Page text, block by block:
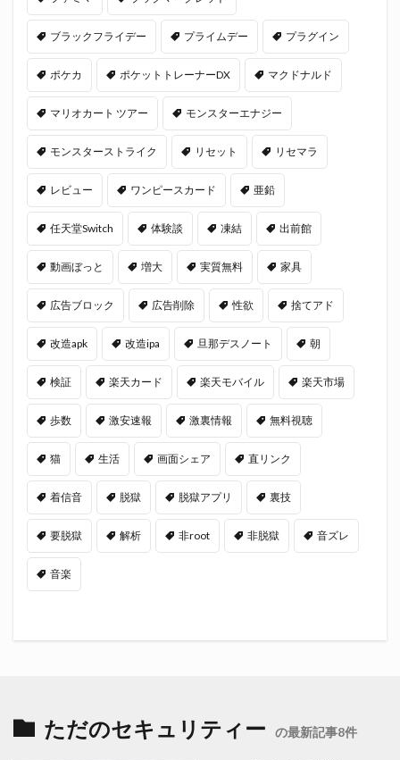
ブラックフライデー プライムデー プラグイン
ポケカ ポケットトレーナーDX マクドナルド
マリオカート ツアー モンスターエナジー
モンスターストライク リセット リセマラ
レビュー ワンピースカード 亜鉛
任天堂Switch 体験談 凍結 出前館
動画ぼっと 増大 実質無料 家具
広告ブロック 広告削除 性欲 捨てアド
改造apk 改造ipa 旦那デスノート 朝
検証 楽天カード 楽天モバイル 楽天市場
歩数 激安速報 激裏情報 無料視聴
猫 生活 画面シェア 直リンク
着信音 脱獄 脱獄アプリ 裏技
要脱獄 解析 非root 非脱獄 音ズレ
音楽
ただのセキュリティー の最新記事8件